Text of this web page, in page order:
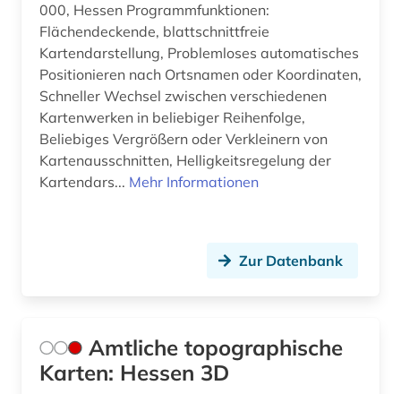
geographie bibliographie (1)
geographische daten (1)
geographische informationssysteme (2)
geographische zentralbibliothek (1)
geographischer name (5)
geomechanik (1)
geomorphologie (3)
000, Hessen Programmfunktionen:
Flächendeckende, blattschnittfreie
Kartendarstellung, Problemloses automatisches
Positionieren nach Ortsnamen oder Koordinaten,
Schneller Wechsel zwischen verschiedenen
Kartenwerken in beliebiger Reihenfolge,
Beliebiges Vergrößern oder Verkleinern von
Kartenausschnitten, Helligkeitsregelung der
Kartendars... Mehr Informationen
Zur Datenbank
Amtliche topographische
Karten: Hessen 3D